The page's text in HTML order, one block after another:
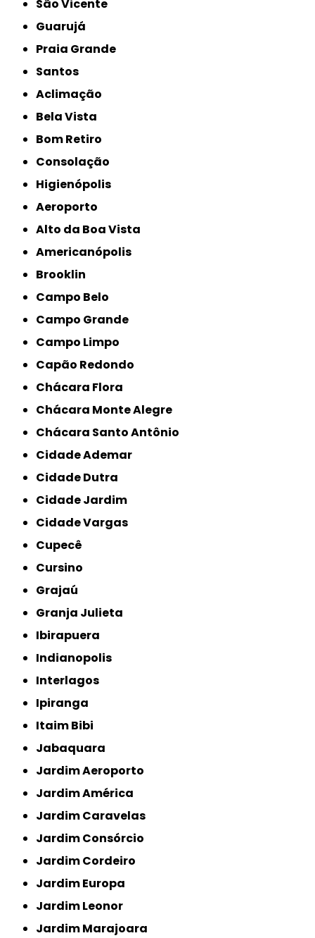
São Vicente
Guarujá
Praia Grande
Santos
Aclimação
Bela Vista
Bom Retiro
Consolação
Higienópolis
Aeroporto
Alto da Boa Vista
Americanópolis
Brooklin
Campo Belo
Campo Grande
Campo Limpo
Capão Redondo
Chácara Flora
Chácara Monte Alegre
Chácara Santo Antônio
Cidade Ademar
Cidade Dutra
Cidade Jardim
Cidade Vargas
Cupecê
Cursino
Grajaú
Granja Julieta
Ibirapuera
Indianopolis
Interlagos
Ipiranga
Itaim Bibi
Jabaquara
Jardim Aeroporto
Jardim América
Jardim Caravelas
Jardim Consórcio
Jardim Cordeiro
Jardim Europa
Jardim Leonor
Jardim Marajoara